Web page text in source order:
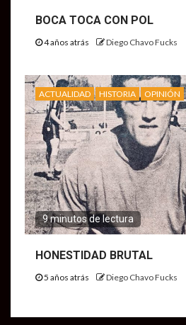
BOCA TOCA CON POL
4 años atrás Diego Chavo Fucks
ACTUALIDAD HISTORIA OPINIÓN
9 minutos de lectura
HONESTIDAD BRUTAL
5 años atrás Diego Chavo Fucks